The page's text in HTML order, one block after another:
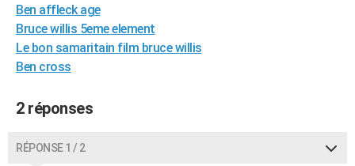
Alimentation
Guide de la santé
Maladies
Médicaments
Sommeil
VOYAGE
Destinations
City break
Voyage nature
Voyage de noces
Forum
Climat
+PHOTO
BONS PLANS
CARTE DE VOEUX
Ben affleck age
Bruce willis 5eme element
Le bon samaritain film bruce willis
Ben cross
2 réponses
RÉPONSE 1 / 2